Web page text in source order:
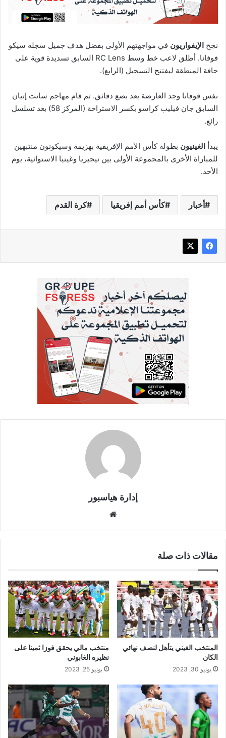
نجح الإيفواريون في مواجهتهم الأولى بفضل هدف جميل سجله سيكو
فوفانا. أطلق لاعب خط وسط RC Lens السابق تسديدة قوية على
حافة المنطقة ليفتتح التسجيل (الرابع).
نفس فوفانا وجد العارضة بعد بضع دقائق. ثم قام مهاجم سانت إتيان
السابق جان فيليب كراسو بكسر الاستراحة (المركز 58) بعد تسلسل
رائع.
يبدأ الغينيون بطولة كأس الأمم الإفريقية بهزيمة وسيكونون منتبهين
للمباراة الأخرى بالمجموعة الأولى بين نيجيريا وغينيا الاستوائية، يوم
الأحد.
أخبار كأس أمم إفريقيا كرة القدم
إدارة هياسبور
مقالات ذات صلة
المنتخب الغيني يتأهل لنصف نهائي
الكان
يونيو 30, 2023
منتخب مالي يحقق فوزا ثمينا على
نظيره الغابوني
يونيو 25, 2023